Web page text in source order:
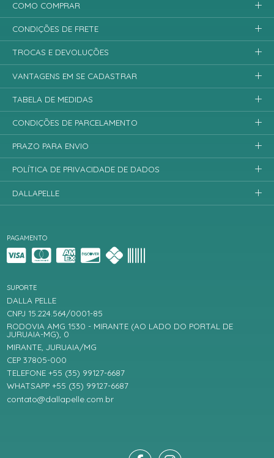
PAGAMENTO
SUPORTE
DALLA PELLE
CNPJ 15.224.564/0001-85
RODOVIA AMG 1530 - MIRANTE (AO LADO DO PORTAL DE
JURUAIA-MG), 0
MIRANTE, JURUAIA/MG
CEP 37805-000
TELEFONE +55 (35) 99127-6687
WHATSAPP +55 (35) 99127-6687
contato@dallapelle.com.br
COMO COMPRAR
CONDIÇÕES DE FRETE
TROCAS E DEVOLUÇÕES
VANTAGENS EM SE CADASTRAR
TABELA DE MEDIDAS
CONDIÇÕES DE PARCELAMENTO
PRAZO PARA ENVIO
POLÍTICA DE PRIVACIDADE DE DADOS
DALLAPELLE